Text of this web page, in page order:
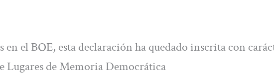
en el BOE, esta declaración ha quedado inscrita con
de Memoria Democrática